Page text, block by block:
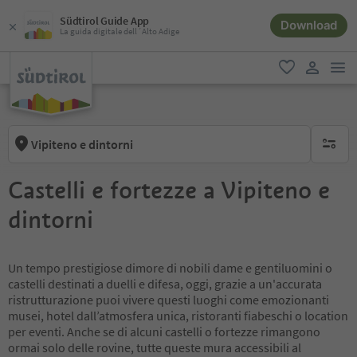
Südtirol Guide App
La guida digitale dell´Alto Adige Download
favoriti
Vipiteno e dintorni
Castelli e fortezze a Vipiteno e
dintorni
Un tempo prestigiose dimore di nobili dame e gentiluomini o
castelli destinati a duelli e difesa, oggi, grazie a un'accurata
ristrutturazione puoi vivere questi luoghi come emozionanti
musei, hotel dall’atmosfera unica, ristoranti fiabeschi o location
per eventi. Anche se di alcuni castelli o fortezze rimangono
ormai solo delle rovine, tutte queste mura accessibili al